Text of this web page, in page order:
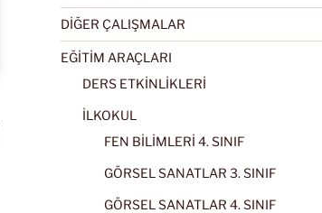
DİĞER ÇALIŞMALAR
EĞİTİM ARAÇLARI
DERS ETKİNLİKLERİ
İLKOKUL
FEN BİLİMLERİ 4. SINIF
GÖRSEL SANATLAR 3. SINIF
GÖRSEL SANATLAR 4. SINIF